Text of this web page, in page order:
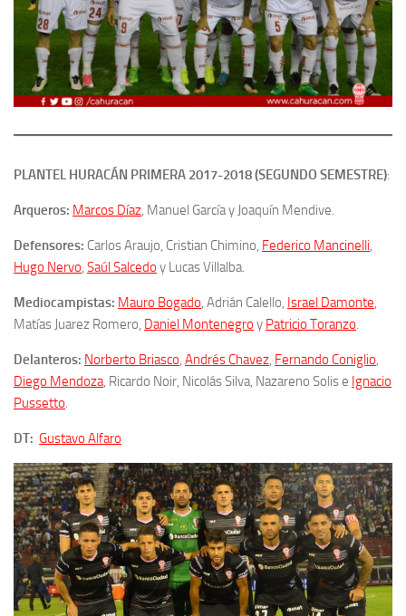
PLANTEL HURACÁN PRIMERA 2017-2018 (SEGUNDO SEMESTRE):
Arqueros: Marcos Díaz , Manuel García y Joaquín Mendive.
Defensores: Carlos Araujo, Cristian Chimino, Federico Mancinelli
Hugo Nervo Saúl Salcedo y Lucas Villalba.
Mediocampistas: Mauro Bogado , Adrián Calello, Israel Damonte
Matías Juarez Romero, Daniel Montenegro y Patricio Toranzo
Delanteros: Norberto Briasco Andrés Chavez Fernando Coniglio
Diego Mendoza , Ricardo Noir, Nicolás Silva, Nazareno Solis e Ignacio
Pussetto
DT: Gustavo Alfaro